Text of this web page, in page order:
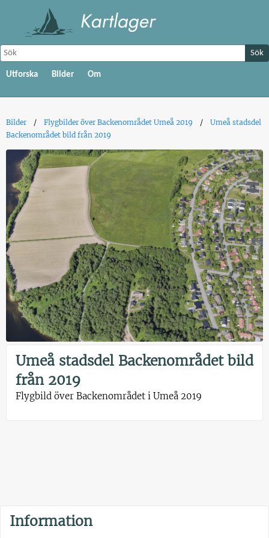
Sök
Utforska Bilder Om
Bilder Flygbilder över Backenområdet Umeå 2019
Umeå stadsdel
Backenområdet bild från 2019
Umeå stadsdel Backenområdet bild
från 2019
Flygbild över Backenområdet i Umeå 2019
Information